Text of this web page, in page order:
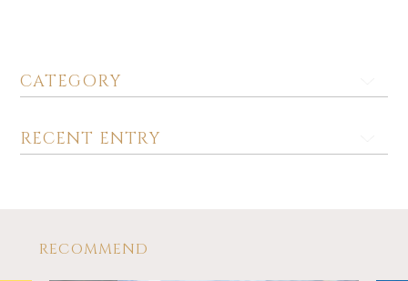
CATEGORY
RECENT ENTRY
RECOMMEND